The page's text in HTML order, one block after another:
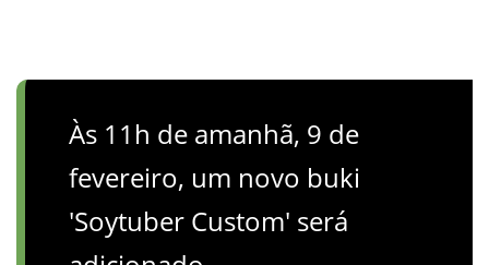
Às 11h de amanhã, 9 de
fevereiro, um novo buki
'Soytuber Custom' será